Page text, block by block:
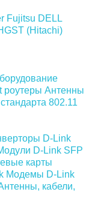
Fujitsu DELL
(Hitachi)
роутеры Антенны
802.11
D-Link
D-Link SFP
карты
Модемы D-Link
кабели,